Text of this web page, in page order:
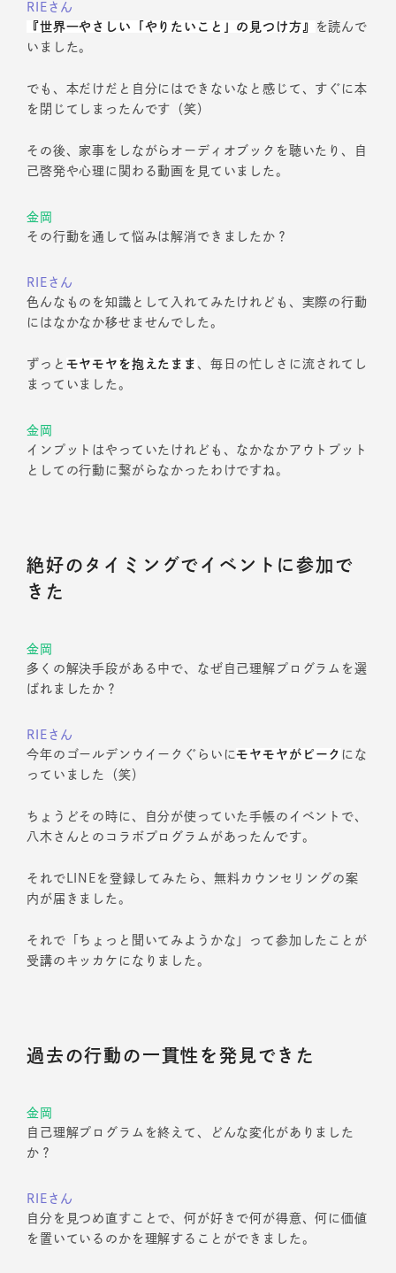
RIEさん
『世界一やさしい「やりたいこと」の見つけ方』
を読んで
いました。
でも、本だけだと自分にはできないなと感じて、すぐに本
を閉じてしまったんです（笑）
その後、家事をしながらオーディオブックを聴いたり、自
己啓発や心理に関わる動画を見ていました。
金岡
その行動を通して悩みは解消できましたか？
RIEさん
色んなものを知識として入れてみたけれども、実際の行動
にはなかなか移せませんでした。
ずっと モヤモヤを抱えたまま 、毎日の忙しさに流されてし
まっていました。
金岡
インプットはやっていたけれども、なかなかアウトプット
としての行動に繋がらなかったわけですね。
絶好のタイミングでイベントに参加で
きた
金岡
多くの解決手段がある中で、なぜ自己理解プログラムを選
ばれましたか？
RIEさん
今年のゴールデンウイークぐらいにモヤモヤがピーク にな
っていました（笑）
ちょうどその時に、自分が使っていた手帳のイベントで、
八木さんとのコラボプログラムがあったんです。
それでLINEを登録してみたら、無料カウンセリングの案
内が届きました。
それで「ちょっと聞いてみようかな」って参加したことが
受講のキッカケになりました。
過去の行動の一貫性を発見できた
金岡
自己理解プログラムを終えて、どんな変化がありました
か？
RIEさん
自分を見つめ直すことで、何が好きで何が得意、何に価値
を置いているのかを理解することができました。